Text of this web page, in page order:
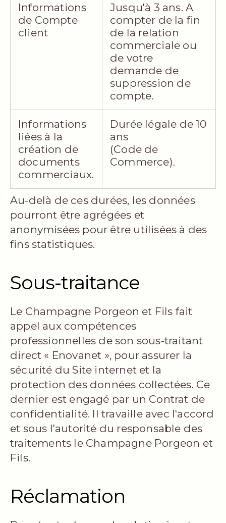
Informations
de Compte
client
Jusqu'à 3 ans. A
compter de la fin
de la relation
commerciale ou
de votre
demande de
suppression de
compte.
Informations
liées à la
création de
documents
commerciaux.
Durée légale de 10
ans
(Code de
Commerce).
Au-delà de ces durées, les données
pourront être agrégées et
anonymisées pour être utilisées à des
fins statistiques.
Sous-traitance
Le Champagne Porgeon et Fils fait
appel aux compétences
professionnelles de son sous-traitant
direct « Enovanet », pour assurer la
sécurité du Site internet et la
protection des données collectées. Ce
dernier est engagé par un Contrat de
confidentialité. Il travaille avec l'accord
et sous l'autorité du responsable des
traitements le Champagne Porgeon et
Fils.
Réclamation